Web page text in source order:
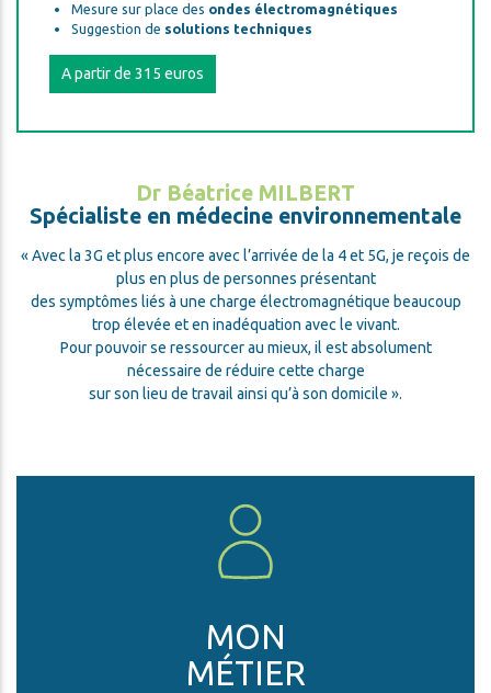
Mesure sur place des ondes électromagnétiques
Suggestion de solutions techniques
A partir de 315 euros
Dr Béatrice MILBERT
Spécialiste en médecine environnementale
« Avec la 3G et plus encore avec l’arrivée de la 4 et 5G, je reçois de
plus en plus de personnes présentant
des symptômes liés à une charge électromagnétique beaucoup
trop élevée et en inadéquation avec le vivant.
Pour pouvoir se ressourcer au mieux, il est absolument
nécessaire de réduire cette charge
sur son lieu de travail ainsi qu’à son domicile ».
MON
MÉTIER